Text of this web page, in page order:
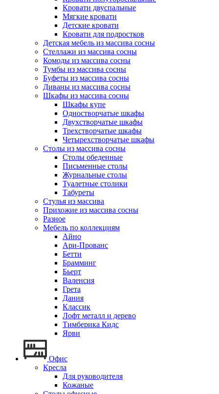
Кровати двуспальные
Мягкие кровати
Детские кровати
Кровати для подростков
Детская мебель из массива сосны
Стеллажи из массива сосны
Комоды из массива сосны
Тумбы из массива сосны
Буфеты из массива сосны
Диваны из массива сосны
Шкафы из массива сосны
Шкафы купе
Одностворчатые шкафы
Двухстворчатые шкафы
Трехстворчатые шкафы
Четырехстворчатые шкафы
Столы из массива сосны
Столы обеденные
Письменные столы
Журнальные столы
Туалетные столики
Табуреты
Стулья из массива
Прихожие из массива сосны
Разное
Мебель по коллекциям
Айно
Ари-Прованс
Бетти
Брамминг
Бьерт
Валенсия
Грета
Дания
Классик
Лофт металл и дерево
Тимберика Кидс
Ярви
Офис
Кресла
Для руководителя
Кожаные